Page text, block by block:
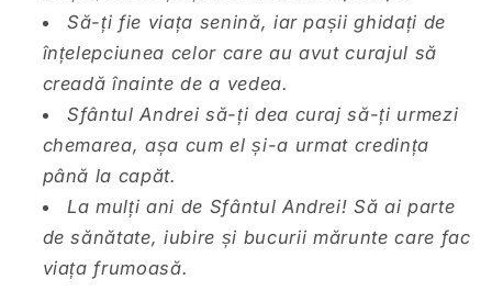
Să-ți fie viața senină, iar pașii ghidați de
înțelepciunea celor care au avut curajul să
creadă înainte de a vedea.
Sfântul Andrei să-ți dea curaj să-ți urmezi
chemarea, așa cum el și-a urmat credința
până la capăt.
La mulți ani de Sfântul Andrei! Să ai parte
de sănătate, iubire și bucurii mărunte care fac
viața frumoasă.